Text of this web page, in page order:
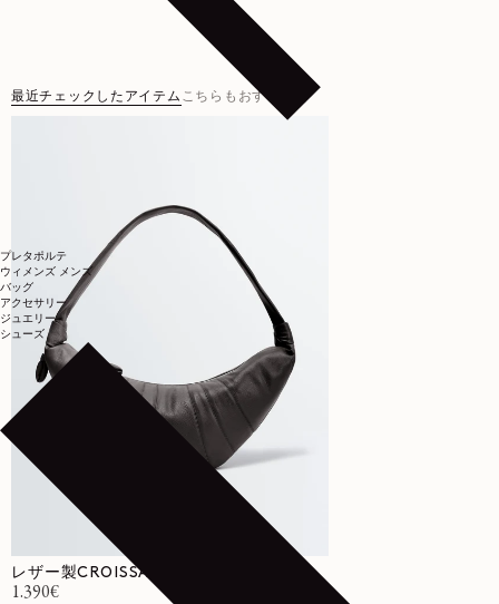
プレタポルテ
ウィメンズ メンズ
バッグ
アクセサリー
ジュエリー
シューズ
最近チェックしたアイテム こちらもおすすめ
レザー製CROISSANT ラージバッグ
通常価格
1.390€